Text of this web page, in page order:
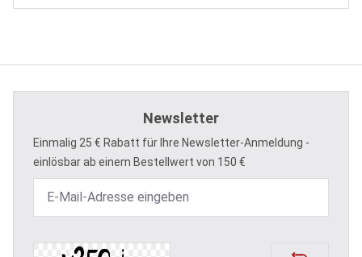
Newsletter
Einmalig 25 € Rabatt für Ihre Newsletter-Anmeldung -
einlösbar ab einem Bestellwert von 150 €